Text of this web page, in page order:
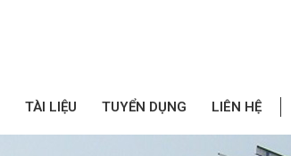
TÀI LIỆU TUYỂN DỤNG LIÊN HỆ